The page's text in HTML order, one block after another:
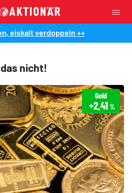
eiskalt verdoppeln ++
nicht!
Gold
+2,41%